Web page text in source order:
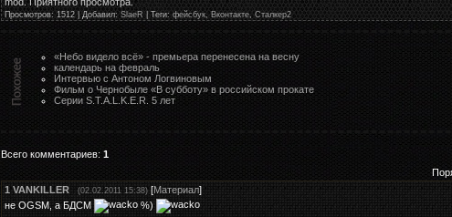
Просмотров: 1512 |Добавил:SlaeR Теги:фейсбук,Вконтакте, Сталкер2
«Небо видело всё» - премьера перенесена на весну
календарь на февраль
Интервью с Антоном Логвиновым
Фильм о Чернобыле «В субботу» в российском прокате
Серии S.T.A.L.K.E.R. 5 лет
Всего комментариев: 1
1 VANKILLER (02.02.2011 15:38) [Материал]
не OGSM, а БДСМ
%)